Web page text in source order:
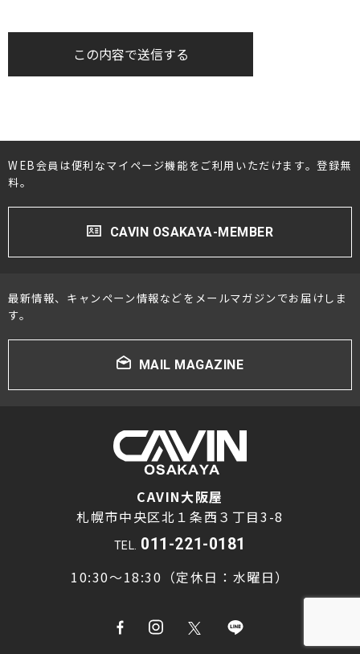
この内容で送信する
WEB会員は便利なマイページ機能をご利用いただけます。登録無
料。
CAVIN OSAKAYA-MEMBER
最新情報、キャンペーン情報などをメールマガジンでお届けしま
す。
MAIL MAGAZINE
CAVIN大阪屋
札幌市中央区北１条西３丁目3-8
TEL. 011-221-0181
10:30～18:30（定休日：水曜日）